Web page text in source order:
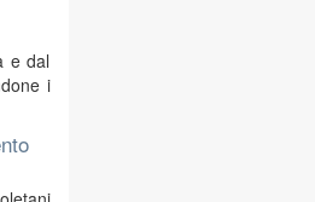
e dal
i